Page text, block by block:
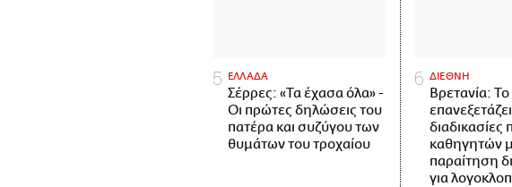
ΕΛΛΑΔΑ
Σέρρες: «Τα έχασα όλα» -
Οι πρώτες δηλώσεις του
πατέρα και συζύγου των
θυμάτων του τροχαίου
ΔΙΕΘΝΗ
Βρετανία: Το
επανεξετάζει
καθηγητών
παραίτηση
για